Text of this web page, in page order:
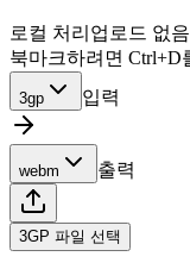
로컬 처리 업로드 없음
북마크하려면 Ctrl+D
3gp 입력
webm 출력
3GP 파일 선택